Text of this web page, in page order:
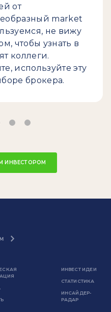
от
market
не вижу
чтобы узнать в
коллеги.
используйте эту
брокера.
ИНВЕСТОРОМ
ИНВЕСТ ИДЕИ
СТАТИСТИКА
ИНСАЙДЕР-
РАДАР